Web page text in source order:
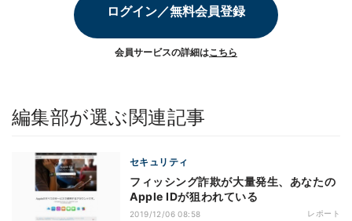
ログイン／無料会員登録
会員サービスの詳細はこちら
編集部が選ぶ関連記事
セキュリティ
フィッシング詐欺が大量発生、あなたの
Apple IDが狙われている
2019/12/06 08:58 レポート